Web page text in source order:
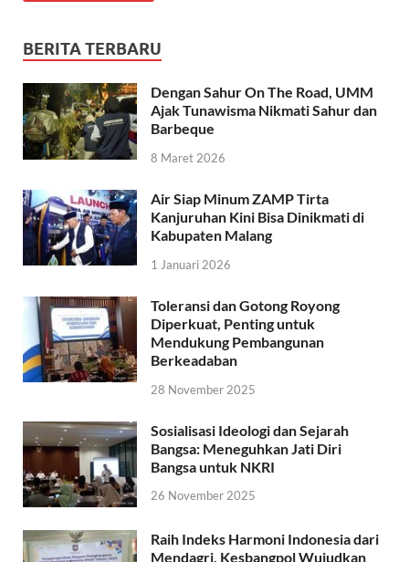
BERITA TERBARU
Dengan Sahur On The Road, UMM
Ajak Tunawisma Nikmati Sahur dan
Barbeque
8 Maret 2026
Air Siap Minum ZAMP Tirta
Kanjuruhan Kini Bisa Dinikmati di
Kabupaten Malang
1 Januari 2026
Toleransi dan Gotong Royong
Diperkuat, Penting untuk
Mendukung Pembangunan
Berkeadaban
28 November 2025
Sosialisasi Ideologi dan Sejarah
Bangsa: Meneguhkan Jati Diri
Bangsa untuk NKRI
26 November 2025
Raih Indeks Harmoni Indonesia dari
Mendagri, Kesbangpol Wujudkan